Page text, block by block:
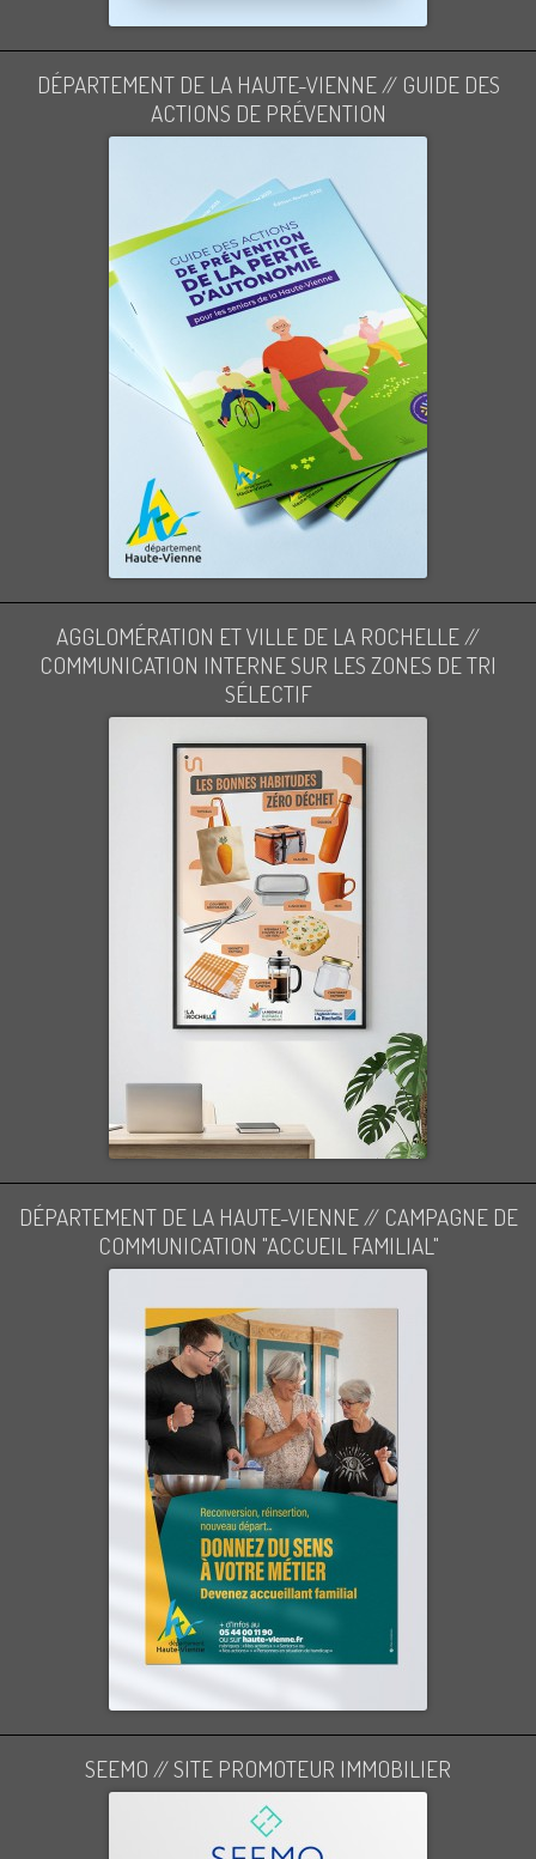
DÉPARTEMENT DE LA HAUTE-VIENNE // GUIDE DES
ACTIONS DE PRÉVENTION
AGGLOMÉRATION ET VILLE DE LA ROCHELLE //
COMMUNICATION INTERNE SUR LES ZONES DE TRI
SÉLECTIF
DÉPARTEMENT DE LA HAUTE-VIENNE // CAMPAGNE DE
COMMUNICATION "ACCUEIL FAMILIAL"
SEEMO // SITE PROMOTEUR IMMOBILIER